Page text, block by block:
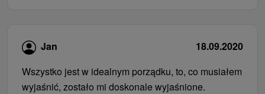
Jan
18.09.2020
Wszystko jest w idealnym porządku, to, co musiałem
wyjaśnić, zostało mi doskonale wyjaśnione.